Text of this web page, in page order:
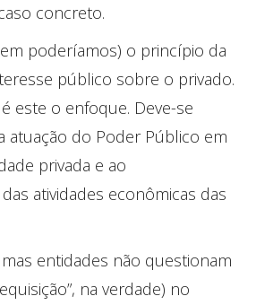
concreto.
poderíamos) o princípio da
público sobre o privado.
este o enfoque. Deve-se
atuação do Poder Público em
privada e ao
atividades econômicas das
entidades não questionam
na verdade) no